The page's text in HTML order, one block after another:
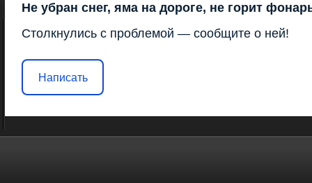
Не убран снег, яма на дороге, не горит
Столкнулись с проблемой — сообщите о ней!
Написать